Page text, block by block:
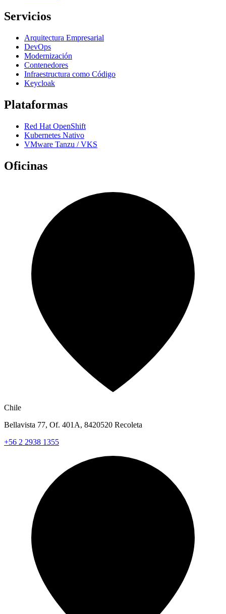
Servicios
Arquitectura Empresarial
DevOps
Modernización
Contenedores
Infraestructura como Código
Keycloak
Plataformas
Red Hat OpenShift
Kubernetes Nativo
VMware Tanzu / VKS
Oficinas
Chile
Bellavista 77, Of. 401A, 8420520 Recoleta
+56 2 2938 1355